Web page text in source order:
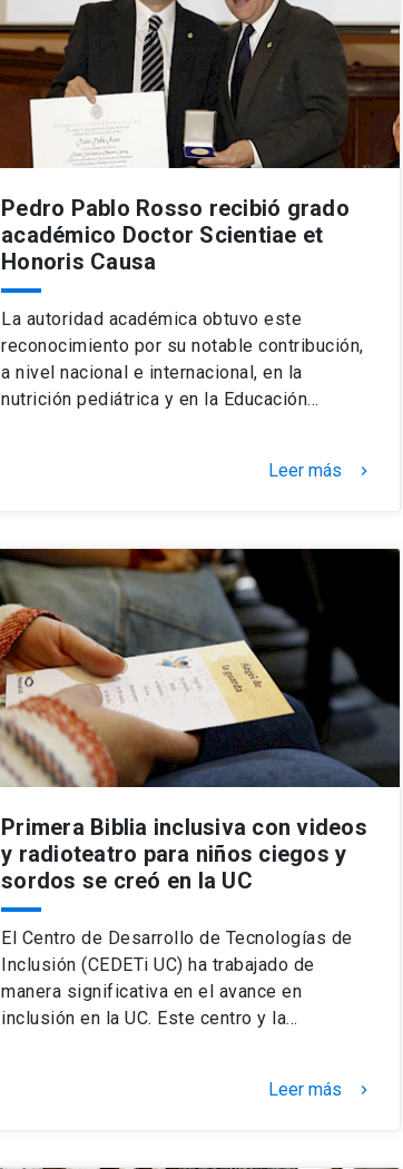
Pedro Pablo Rosso recibió grado
académico Doctor Scientiae et
Honoris Causa
La autoridad académica obtuvo este
reconocimiento por su notable contribución,
a nivel nacional e internacional, en la
nutrición pediátrica y en la Educación…
Leer más keyboard_arrow_right
Primera Biblia inclusiva con videos
y radioteatro para niños ciegos y
sordos se creó en la UC
El Centro de Desarrollo de Tecnologías de
Inclusión (CEDETi UC) ha trabajado de
manera significativa en el avance en
inclusión en la UC. Este centro y la…
Leer más keyboard_arrow_right